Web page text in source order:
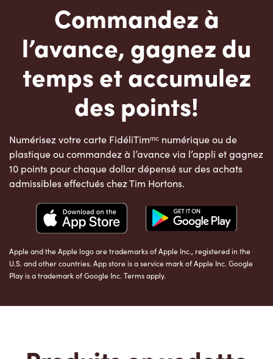
Commandez à
l’avance, gagnez du
temps et accumulez
des points!
Numérisez votre carte FidéliTimᵐᶜ numérique ou de
plastique ou commandez à l’avance via l’appli et gagnez
10 points pour chaque dollar dépensé sur des achats
admissibles effectués chez Tim Hortons.
Apple and the Apple logo are trademarks of Apple Inc., registered in the
U.S. and other countries. App store is a service mark of Apple Inc. Google
Play is a trademark of Google Inc. Terms apply.